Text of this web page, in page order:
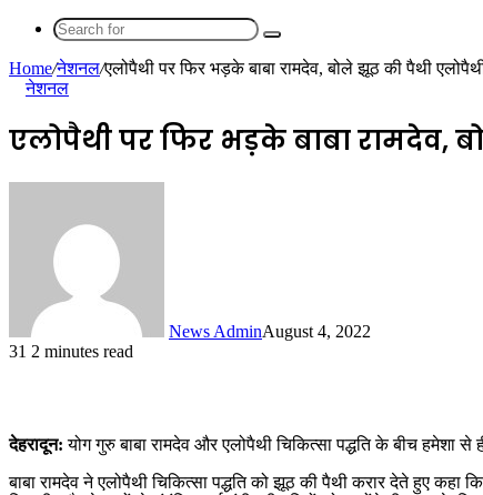
Search
Home/नेशनल/एलोपैथी पर फिर भड़के बाबा रामदेव, बोले झूठ की पैथी
नेशनल
एलोपैथी पर फिर भड़के बाबा रामदेव,
News AdminAugust 4, 2022
31 2 minutes read
देहरादून: योग गुरु बाबा रामदेव और एलोपैथी चिकित्सा पद्धति के बीच हमेशा
बाबा रामदेव ने एलोपैथी चिकित्सा पद्धति को झूठ की पैथी करार देते हुए